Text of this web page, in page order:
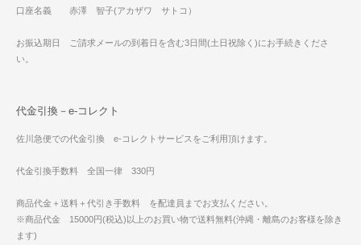
口座名義 赤澤 智子(アカザワ サトコ）
お振込期日 ご請求メールの到着日を含む3日間(土日祝除く)にお手続きくださ
い。
代金引換－e-コレクト
佐川急便での代金引換 e-コレクトサービスをご利用頂けます。
代金引換手数料 全国一律 330円
商品代金＋送料＋代引き手数料 を配達員までお支払ください。
※商品代金 15000円(税込)以上のお買い物で送料無料(沖縄・離島のお客様を除き
ます)